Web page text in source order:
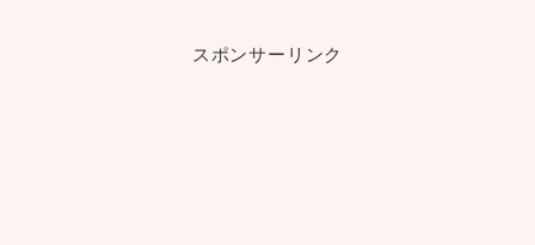
スポンサーリンク